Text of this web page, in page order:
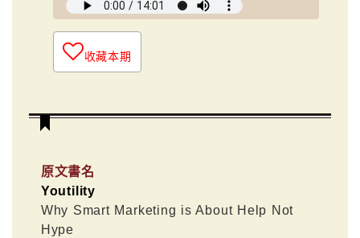
收藏本期
原文書名
Youtility
Why Smart Marketing is About Help Not
Hype